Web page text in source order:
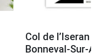
Col de l’Iseran
Bonneval-Sur-